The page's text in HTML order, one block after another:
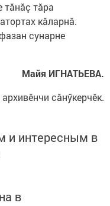
тăнăç тăра
кăларнă.
сунарне
Майя ИГНАТЬЕВА.
сăнӳкерчӗк.
и интересным в
в